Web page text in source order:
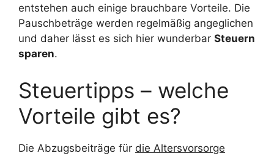
entstehen auch einige brauchbare Vorteile. Die
Pauschbeträge werden regelmäßig angeglichen
und daher lässt es sich hier wunderbar Steuern
sparen.
Steuertipps – welche
Vorteile gibt es?
Die Abzugsbeiträge für die Altersvorsorge